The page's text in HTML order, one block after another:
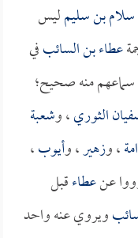
بن سليمليس
عطاء بن السائبفي
منه صحيح؛
الثوري، وشعبة
، وزهير، وأيوب،
عنعطاءقبل
ويروي عنه واحد